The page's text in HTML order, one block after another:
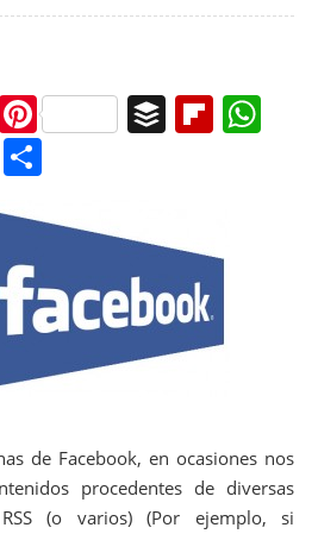
T Pi
nt
er
e
B Fl
ar
d
P
ck
et
m
ar
tir
de Facebook, en ocasiones nos
procedentes de diversas
(o varios) (Por ejemplo, si